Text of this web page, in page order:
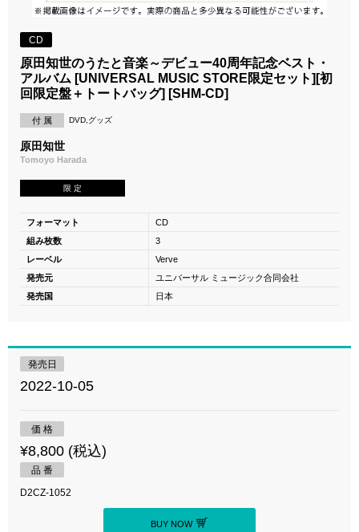
CD
原田知世のうたと音楽～デビュー40周年記念ベスト・
アルバム [UNIVERSAL MUSIC STORE限定セット][初
回限定盤＋トートバッグ] [SHM-CD]
付 属 DVD,グッズ
原田知世
Tomoyo Harada
限 定
フォーマット
CD
組み枚数
3
レーベル
Verve
発売元
ユニバーサル ミュージック合同会社
発売国
日本
発売日
2022-10-05
価 格
¥8,800 (税込)
品 番
D2CZ-1052
BUY NOW